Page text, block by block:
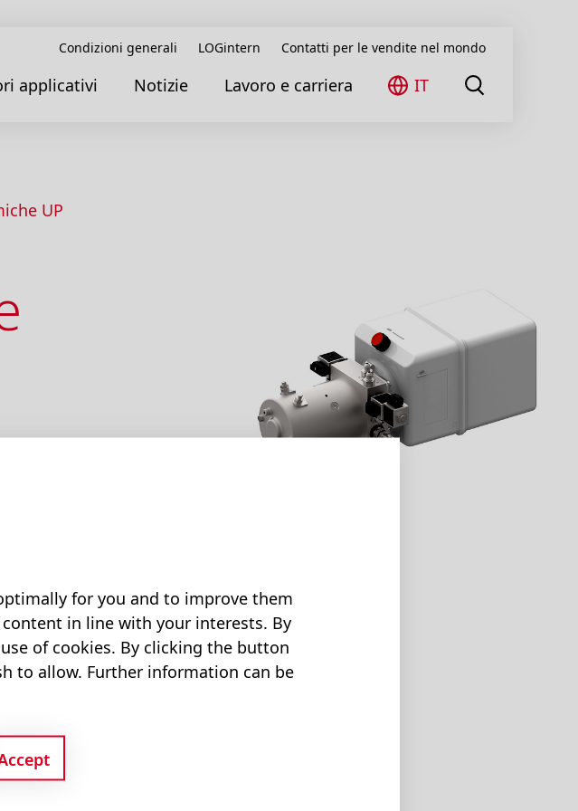
Condizioni generali LOGintern Contatti per le vendite nel mondo
applicativi Notizie Lavoro e carriera IT
UP
le
integrato di
livello.
for you and to improve them
in line with your interests. By
of cookies. By clicking the button
to allow. Further information can be